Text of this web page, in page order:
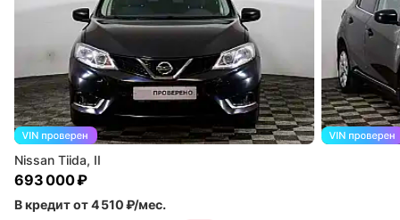
Nissan Tiida, II
693 000 ₽
В кредит от 4 510 ₽/мес.